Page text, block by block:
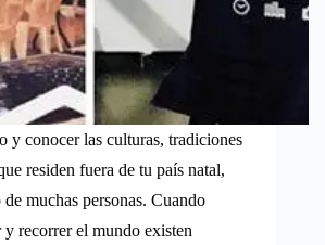
y conocer las culturas, tradiciones
residen fuera de tu país natal,
de muchas personas. Cuando
y recorrer el mundo existen